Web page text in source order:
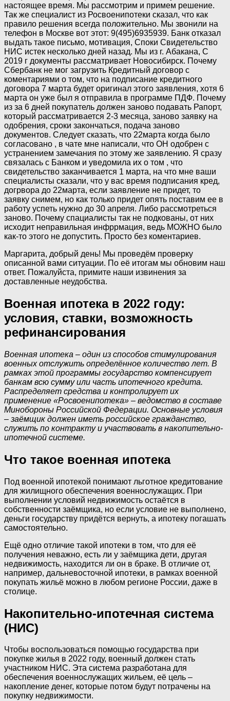
настоящее время. Мы рассмотрим и примем решение.
Так же специалист из Росвоенипотеки сказал, что как
правило решения всегда положительно. Мы звонили на
телефон в Москве вот этот: 9(495)6935939. Банк отказал
выдать такое письмо, мотивация, Споки Свидетельство
НИС истек несколько дней назад. Мы из г. Абакана, С
2019 г документы рассматривает Новосибирск. Почему
Сбербанк не мог загрузить Кредитный договор с
коментариями о том, что на подписание кредитного
договора 7 марта будет оригинал этого заявления, хотя 6
марта он уже был я отправила в программе ПДФ. Почему
из за 6 дней покупатель должен заново подавать Рапорт,
который рассматривается 2-3 месяца, заново заявку на
одобрения, сроки закончаться, подача заново
документов. Следует сказать, что 22марта когда было
согласовано , в чате мне написали, что ОН одобрен с
устранением замечания по этому же заявлению. Я сразу
связалась с Банком и уведомила их о том , что
свидетельство заканчивается 1 марта, на что мне ваши
специалисты сказали, что у вас время подписания кред,
догрвора до 22марта, если заявление не придет, то
заявку снимем, но как только придет опять поставим ее в
работу успеть нужно до 30 апреля. Либо рассмотреться
заново. Почему спациалисты так не подкованы, от них
исходит неправильная инфррмация, ведь МОЖНО было
как-то этого не допустить. Просто без коментариев.
Маргарита, добрый день! Мы проведём проверку
описанной вами ситуации. По её итогам мы обновим наш
ответ. Пожалуйста, примите наши извинения за
доставленные неудобства.
Военная ипотека в 2022 году:
условия, ставки, возможность
рефинансирования
Военная ипотека – один из способов стимулирования
военных отслужить определённое количество лет. В
рамках этой программы государство компенсирует
банкам всю сумму или часть ипотечного кредита.
Распределяет средства и контролирует их
применение «Росвоенипотека» – ведомство в составе
Минобороны Российской Федерации. Основные условия
– заёмщик должен иметь российское гражданство,
служить по контракту и участвовать в накопительно-
ипотечной системе.
Что такое военная ипотека
Под военной ипотекой понимают льготное кредитование
для жилищного обеспечения военнослужащих. При
выполнении условий недвижимость остаётся в
собственности заёмщика, но если условие не выполнено,
деньги государству придётся вернуть, а ипотеку погашать
самостоятельно.
Ещё одно отличие такой ипотеки в том, что для её
получения неважно, есть ли у заёмщика дети, другая
недвижимость, находится ли он в браке. В отличие от,
например, дальневосточной ипотеки, в рамках военной
покупать жильё можно в любом регионе России, даже в
столице.
Накопительно-ипотечная система
(НИС)
Чтобы воспользоваться помощью государства при
покупке жилья в 2022 году, военный должен стать
участником НИС. Эта система разработана для
обеспечения военнослужащих жильем, её цель –
накопление денег, которые потом будут потрачены на
покупку недвижимости.